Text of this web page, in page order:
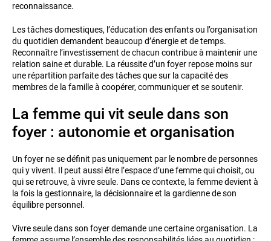
reconnaissance.
Les tâches domestiques, l’éducation des enfants ou l’organisation
du quotidien demandent beaucoup d’énergie et de temps.
Reconnaître l’investissement de chacun contribue à maintenir une
relation saine et durable. La réussite d’un foyer repose moins sur
une répartition parfaite des tâches que sur la capacité des
membres de la famille à coopérer, communiquer et se soutenir.
La femme qui vit seule dans son
foyer : autonomie et organisation
Un foyer ne se définit pas uniquement par le nombre de personnes
qui y vivent. Il peut aussi être l’espace d’une femme qui choisit, ou
qui se retrouve, à vivre seule. Dans ce contexte, la femme devient à
la fois la gestionnaire, la décisionnaire et la gardienne de son
équilibre personnel.
Vivre seule dans son foyer demande une certaine organisation. La